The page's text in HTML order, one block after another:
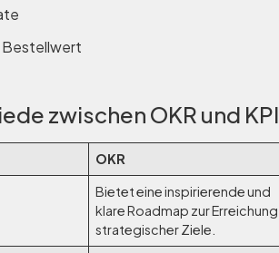
Bestellwert
zwischen OKR und KPI
OKR
Bietet eine inspirierende und
klare Roadmap zur Erreichung
strategischer Ziele.